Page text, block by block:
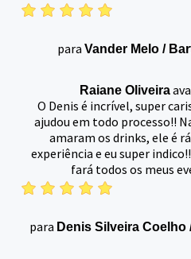
para Vander Melo/
Raiane Oliveira
O Denis é incrível, super
ajudou em todo processo!!
amaram os drinks, ele é
experiência e eu super
fará todos os meus
para Denis Silveira Coelho